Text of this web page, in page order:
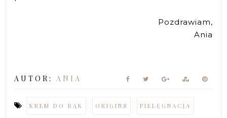
Pozdrawiam,
Ania
AUTOR:ANIA
KREM DO RĄK ORIGINS PIELĘGNACJA